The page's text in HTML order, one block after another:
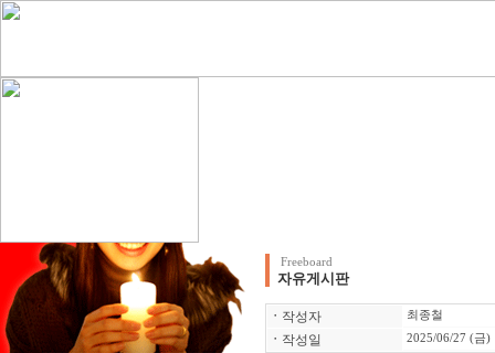
Freeboard
자유게시판
ㆍ 작성자 최종철
ㆍ 작성일 2025/06/27 (금)